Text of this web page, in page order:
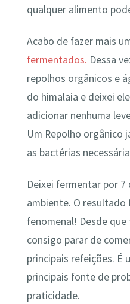
qualquer alimento
Acabo de fazer mais
fermentados. Dessa
repolhos orgânicos e
do himalaia e deixei
adicionar nenhuma
Um Repolho orgânico
as bactérias
Deixei fermentar por
ambiente. O
fenomenal! Desde
consigo parar de
principais refeições. É
principais fonte de
praticidade.